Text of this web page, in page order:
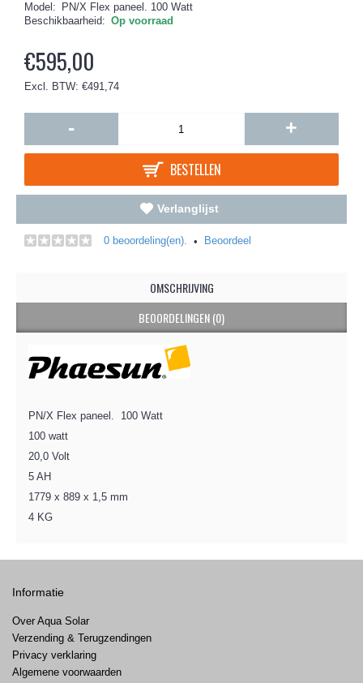
Model:
PN/X Flex paneel. 100 Watt
Beschikbaarheid: Op voorraad
€595,00
Excl. BTW: €491,74
- +
BESTELLEN
Verlanglijst
0 beoordeling(en). • Beoordeel
OMSCHRIJVING
BEOORDELINGEN (0)
PN/X Flex paneel. 100 Watt
100 watt
20,0 Volt
5 AH
1779 x 889 x 1,5 mm
4 KG
Informatie
Over Aqua Solar
Verzending & Terugzendingen
Privacy verklaring
Algemene voorwaarden